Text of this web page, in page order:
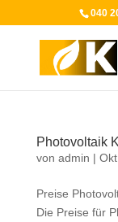
040
Photovoltaik
von admin |
Preise
Die Preise für